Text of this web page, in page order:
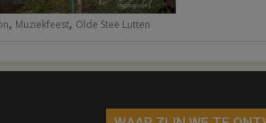
, Muziekfeest, Olde Stee Lutten